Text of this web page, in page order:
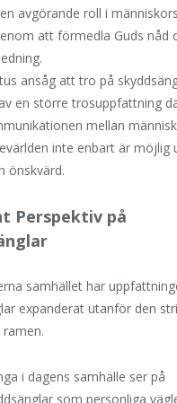
avgörande roll i
att förmedla Guds nåd
ansåg att tro på
en större trosuppfattning
mellan
inte enbart är möjlig
önskvärd.
Perspektiv på
samhället har
expanderat utanför den
i dagens samhälle ser på
som personliga